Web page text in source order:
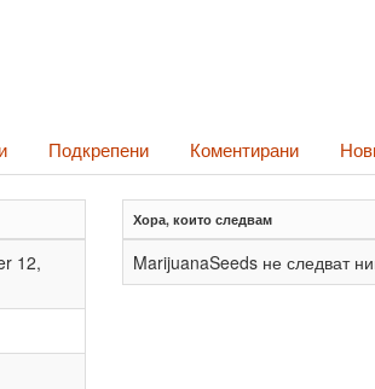
Коментирани
Подкрепени
12,
Хора, които следвам
MarijuanaSeeds не следват